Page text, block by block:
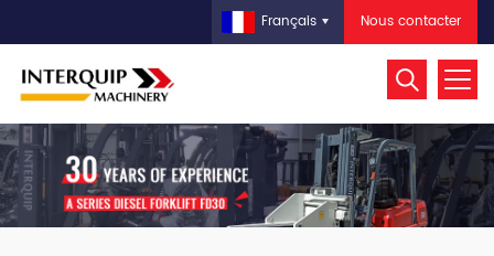
Nous contacter
Français